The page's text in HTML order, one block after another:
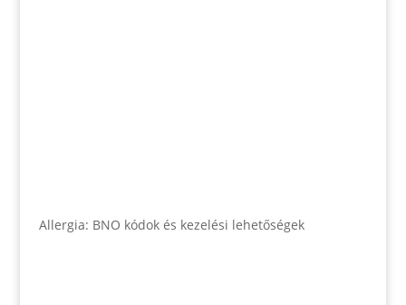
Allergia: BNO kódok és kezelési lehetőségek